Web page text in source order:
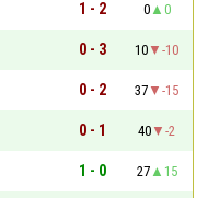
1 - 2 0
0
0 - 3 10
-10
0 - 2 37
-15
0 - 1 40
-2
1 - 0 27
15